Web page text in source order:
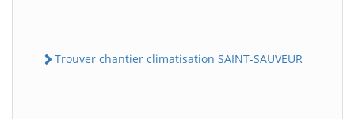
Trouver chantier climatisation SAINT-SAUVEUR